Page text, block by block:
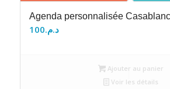
Agenda personnalisée
د.م.100
Ajouter au panier
Voir les détails